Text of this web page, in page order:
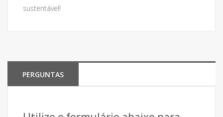
sustentável!
PERGUNTAS